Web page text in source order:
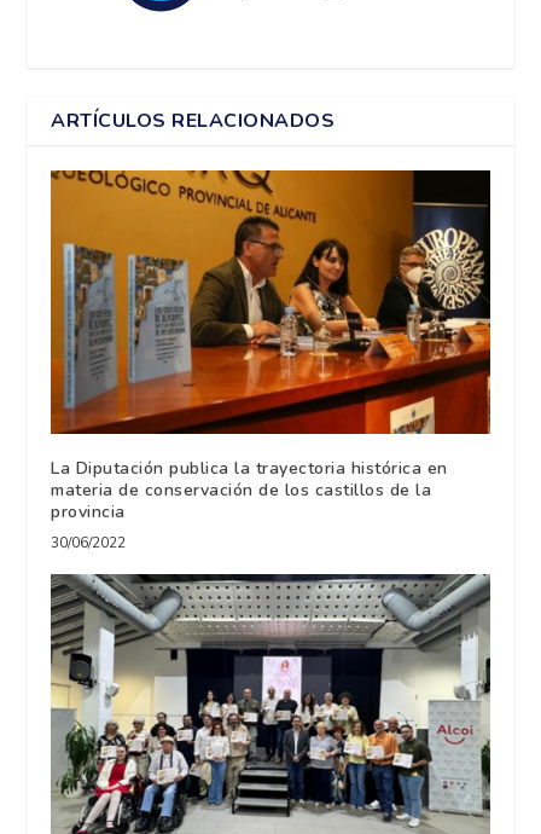
ARTÍCULOS RELACIONADOS
La Diputación publica la trayectoria histórica en
materia de conservación de los castillos de la
provincia
30/06/2022